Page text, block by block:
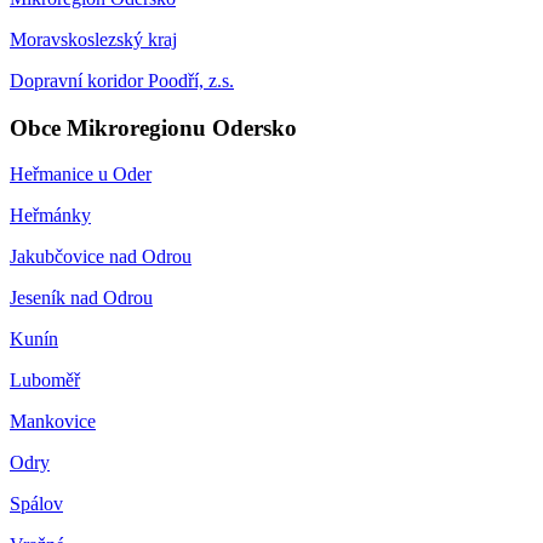
Moravskoslezský kraj
Dopravní koridor Poodří, z.s.
Obce Mikroregionu Odersko
Heřmanice u Oder
Heřmánky
Jakubčovice nad Odrou
Jeseník nad Odrou
Kunín
Luboměř
Mankovice
Odry
Spálov